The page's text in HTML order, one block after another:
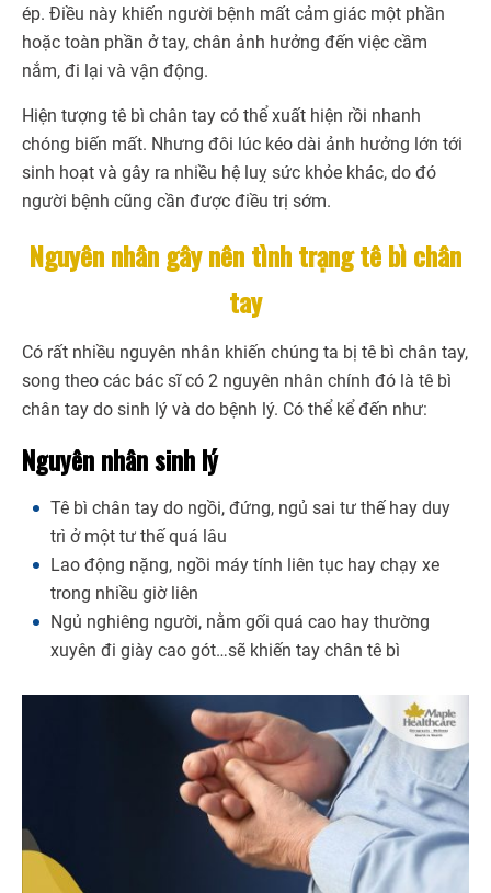
ép. Điều này khiến người bệnh mất cảm giác một phần
hoặc toàn phần ở tay, chân ảnh hưởng đến việc cầm
nắm, đi lại và vận động.
Hiện tượng tê bì chân tay có thể xuất hiện rồi nhanh
chóng biến mất. Nhưng đôi lúc kéo dài ảnh hưởng lớn tới
sinh hoạt và gây ra nhiều hệ luỵ sức khỏe khác, do đó
người bệnh cũng cần được điều trị sớm.
Nguyên nhân gây nên tình trạng tê bì chân
tay
Có rất nhiều nguyên nhân khiến chúng ta bị tê bì chân tay,
song theo các bác sĩ có 2 nguyên nhân chính đó là tê bì
chân tay do sinh lý và do bệnh lý. Có thể kể đến như:
Nguyên nhân sinh lý
Tê bì chân tay do ngồi, đứng, ngủ sai tư thế hay duy
trì ở một tư thế quá lâu
Lao động nặng, ngồi máy tính liên tục hay chạy xe
trong nhiều giờ liên
Ngủ nghiêng người, nằm gối quá cao hay thường
xuyên đi giày cao gót…sẽ khiến tay chân tê bì